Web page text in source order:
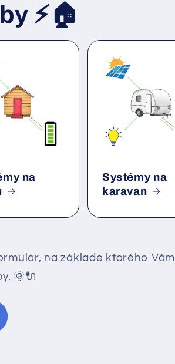
⚡🏠
na
Systémy na
karavan
na základe ktorého Vám
🌞🔌